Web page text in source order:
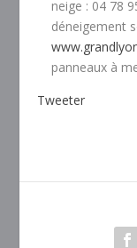
neige : 04 78
déneigement
panneaux à
Tweeter